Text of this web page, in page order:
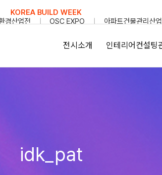
KOREA BUILD WEEK
경산업전 OSC EXPO 아파트건물관리산
전시소개 인테리어컨설팅
idk_pat